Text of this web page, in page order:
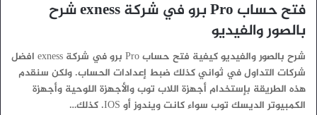
فتح حساب Pro برو في شركة exness شرح
بالصور والفيديو
شرح بالصور والفيديو كيفية فتح حساب Pro برو في شركة exness افضل
شركات التداول في ثواني كذلك ضبط إعدادات الحساب. ولكن سنقدم
هذه الطريقة بإستخدام أجهزة اللاب توب والأجهزة اللوحية وأجهزة
الكمبيوتر الديسك توب سواء كانت ويندوز أو IOS. كذلك…